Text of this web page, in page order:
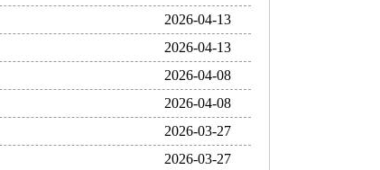
2026-04-13
2026-04-13
2026-04-08
2026-04-08
2026-03-27
2026-03-27